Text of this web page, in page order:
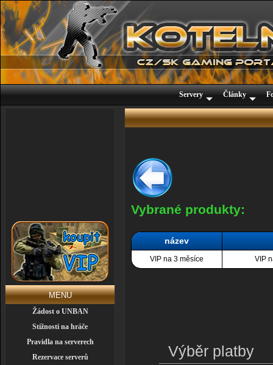
Servery Články
Vybrané produkty:
název
VIP na 3 měsíce VIP
Výběr platby
MENU
Žádost o UNBAN
Stížnosti na hráče
Pravidla na serverech
Rezervace serverů